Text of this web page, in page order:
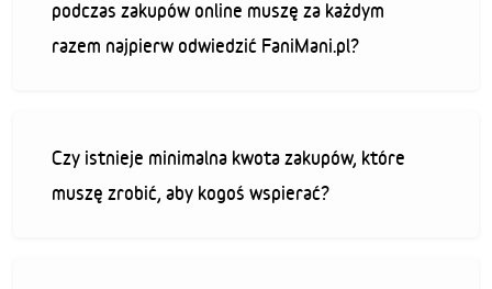
podczas zakupów online muszę za każdym
razem najpierw odwiedzić FaniMani.pl?
Czy istnieje minimalna kwota zakupów, które
muszę zrobić, aby kogoś wspierać?